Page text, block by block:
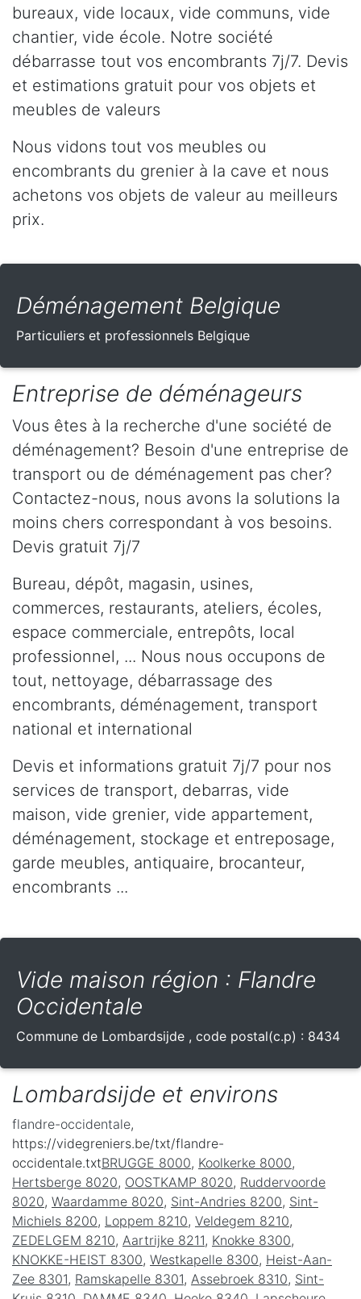
bureaux, vide locaux, vide communs, vide
chantier, vide école. Notre société
débarrasse tout vos encombrants 7j/7. Devis
et estimations gratuit pour vos objets et
meubles de valeurs
Nous vidons tout vos meubles ou
encombrants du grenier à la cave et nous
achetons vos objets de valeur au meilleurs
prix.
Déménagement Belgique
Particuliers et professionnels Belgique
Entreprise de déménageurs
Vous êtes à la recherche d'une société de
déménagement? Besoin d'une entreprise de
transport ou de déménagement pas cher?
Contactez-nous, nous avons la solutions la
moins chers correspondant à vos besoins.
Devis gratuit 7j/7
Bureau, dépôt, magasin, usines,
commerces, restaurants, ateliers, écoles,
espace commerciale, entrepôts, local
professionnel, ... Nous nous occupons de
tout, nettoyage, débarrassage des
encombrants, déménagement, transport
national et international
Devis et informations gratuit 7j/7 pour nos
services de transport, debarras, vide
maison, vide grenier, vide appartement,
déménagement, stockage et entreposage,
garde meubles, antiquaire, brocanteur,
encombrants ...
Vide maison région : Flandre
Occidentale
Commune de Lombardsijde , code postal(c.p) : 8434
Lombardsijde et environs
flandre-occidentale,
https://videgreniers.be/txt/flandre-
occidentale.txtBRUGGE 8000, Koolkerke 8000,
Hertsberge 8020, OOSTKAMP 8020, Ruddervoorde
8020, Waardamme 8020, Sint-Andries 8200, Sint-
Michiels 8200, Loppem 8210, Veldegem 8210,
ZEDELGEM 8210, Aartrijke 8211, Knokke 8300,
KNOKKE-HEIST 8300, Westkapelle 8300, Heist-Aan-
Zee 8301, Ramskapelle 8301, Assebroek 8310, Sint-